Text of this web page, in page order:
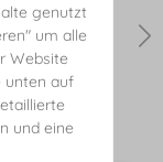
genutzt
um alle
Website
unten auf
und eine